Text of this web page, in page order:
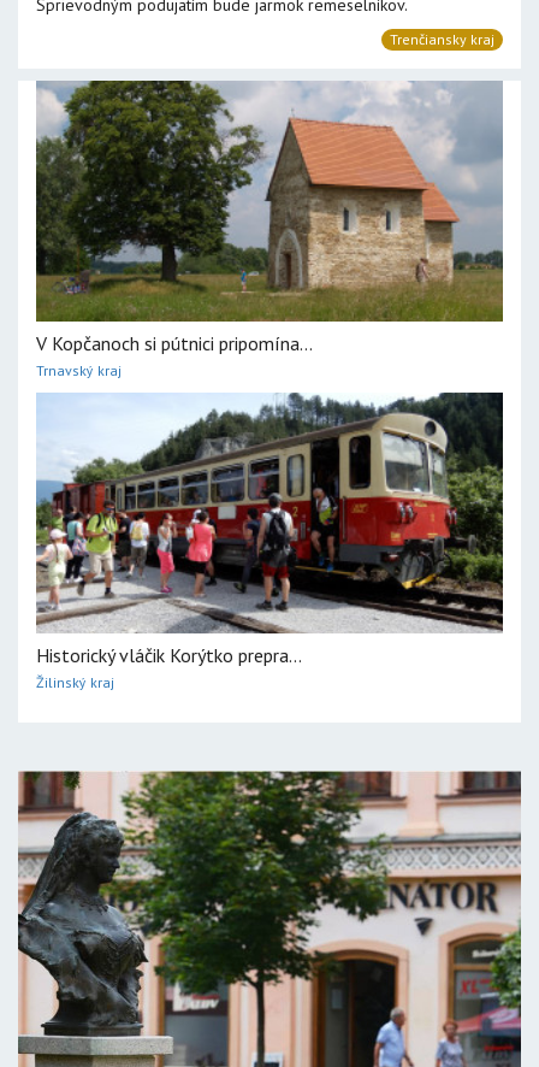
Sprievodným podujatím bude jarmok remeselníkov.
Trenčiansky kraj
V Kopčanoch si pútnici pripomína...
Trnavský kraj
Historický vláčik Korýtko prepra...
Žilinský kraj